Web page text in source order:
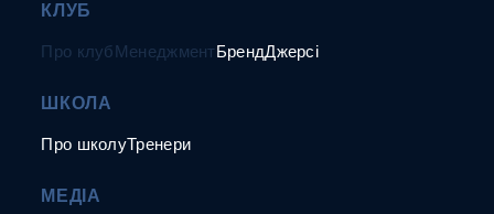
КЛУБ
Про клубМенеджментБрендДжерсі
ШКОЛА
Про школуТренери
МЕДІА